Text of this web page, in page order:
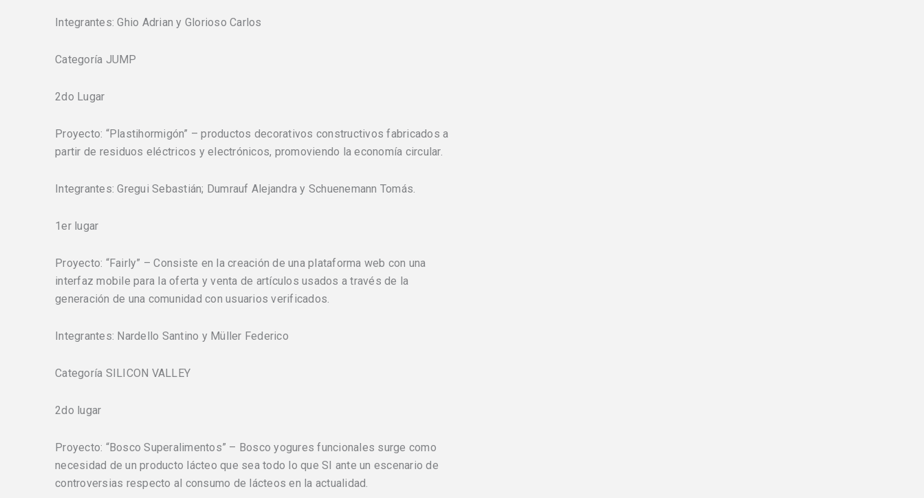
Integrantes: Ghio Adrian y Glorioso Carlos
Categoría JUMP
2do Lugar
Proyecto: “Plastihormigón” – productos decorativos constructivos fabricados a
partir de residuos eléctricos y electrónicos, promoviendo la economía circular.
Integrantes: Gregui Sebastián; Dumrauf Alejandra y Schuenemann Tomás.
1er lugar
Proyecto: “Fairly” – Consiste en la creación de una plataforma web con una
interfaz mobile para la oferta y venta de artículos usados a través de la
generación de una comunidad con usuarios verificados.
Integrantes: Nardello Santino y Müller Federico
Categoría SILICON VALLEY
2do lugar
Proyecto: “Bosco Superalimentos” – Bosco yogures funcionales surge como
necesidad de un producto lácteo que sea todo lo que SI ante un escenario de
controversias respecto al consumo de lácteos en la actualidad.